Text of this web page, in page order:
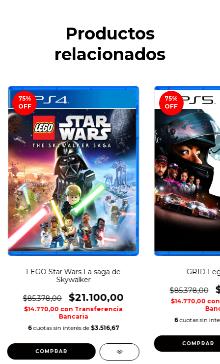
Productos
relacionados
75%
OFF
LEGO Star Wars La saga de
Skywalker
$85.378,00 $21.100,00
$14.770,00 con Transferencia
Bancaria
6 cuotas sin interés de $3.516,67
COMPRAR
75%
OFF
GRID
$85.378,00
$14.770,00 con
6 cuotas sin
COMPRAR